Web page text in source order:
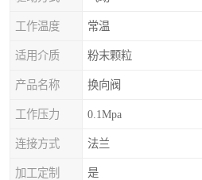
工作温度 常温
适用介质 粉末颗粒
产品名称 换向阀
工作压力 0.1Mpa
连接方式 法兰
加工定制 是